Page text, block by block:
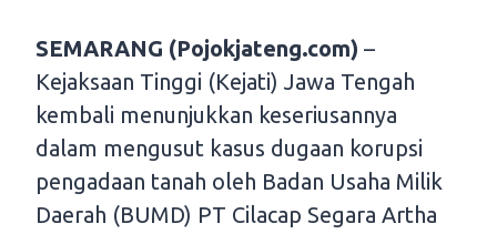
SEMARANG (Pojokjateng.com) –
Kejaksaan Tinggi (Kejati) Jawa Tengah
kembali menunjukkan keseriusannya
dalam mengusut kasus dugaan korupsi
pengadaan tanah oleh Badan Usaha Milik
Daerah (BUMD) PT Cilacap Segara Artha